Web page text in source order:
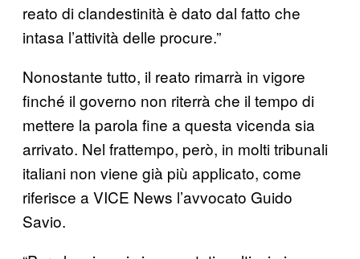
reato di clandestinità è dato dal fatto che
intasa l’attività delle procure.”
Nonostante tutto, il reato rimarrà in vigore
finché il governo non riterrà che il tempo di
mettere la parola fine a questa vicenda sia
arrivato. Nel frattempo, però, in molti tribunali
italiani non viene già più applicato, come
riferisce a VICE News l’avvocato Guido
Savio.